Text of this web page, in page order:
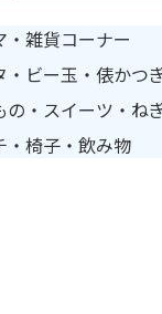
・雑貨コーナー
・ビー玉・俵かつ
の・スイーツ・ね
・椅子・飲み物